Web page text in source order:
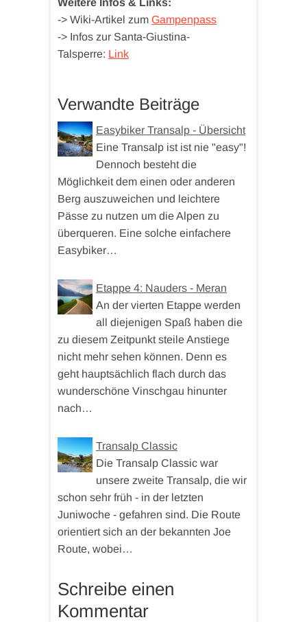
Weitere Infos & Links:
-> Wiki-Artikel zum Gampenpass
-> Infos zur Santa-Giustina-
Talsperre: Link
Verwandte Beiträge
Easybiker Transalp - Übersicht
Eine Transalp ist ist nie "easy"!
Dennoch besteht die
Möglichkeit dem einen oder anderen
Berg auszuweichen und leichtere
Pässe zu nutzen um die Alpen zu
überqueren. Eine solche einfachere
Easybiker…
Etappe 4: Nauders - Meran
An der vierten Etappe werden
all diejenigen Spaß haben die
zu diesem Zeitpunkt steile Anstiege
nicht mehr sehen können. Denn es
geht hauptsächlich flach durch das
wunderschöne Vinschgau hinunter
nach…
Transalp Classic
Die Transalp Classic war
unsere zweite Transalp, die wir
schon sehr früh - in der letzten
Juniwoche - gefahren sind. Die Route
orientiert sich an der bekannten Joe
Route, wobei…
Schreibe einen
Kommentar